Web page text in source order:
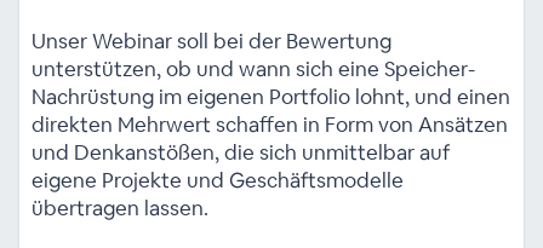
Unser Webinar soll bei der Bewertung
unterstützen, ob und wann sich eine Speicher-
Nachrüstung im eigenen Portfolio lohnt, und einen
direkten Mehrwert schaffen in Form von Ansätzen
und Denkanstößen, die sich unmittelbar auf
eigene Projekte und Geschäftsmodelle
übertragen lassen.